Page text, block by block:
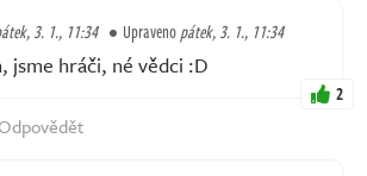
3. 1., 11:34 Upravenopátek, 3. 1., 11:34
jsme hráči, né vědci :D
2
Odpovědět